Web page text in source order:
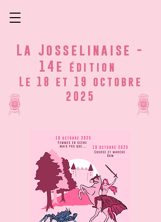
La Josselinaise -
14e édition
Le 18 et 19 octobre
2025